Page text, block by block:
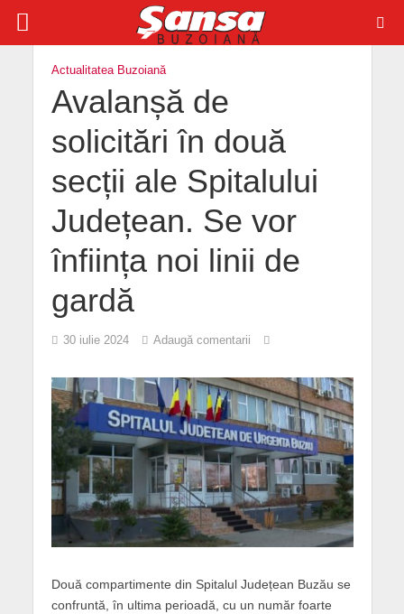
Actualitatea Buzoiană
Avalanșă de
solicitări în două
secții ale Spitalului
Județean. Se vor
înființa noi linii de
gardă
30 iulie 2024 Adaugă comentarii
Două compartimente din Spitalul Județean Buzău se
confruntă, în ultima perioadă, cu un număr foarte